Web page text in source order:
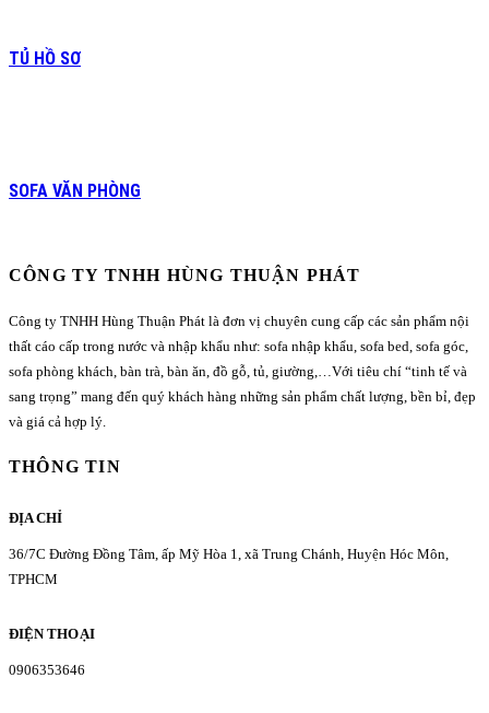
TỦ HỒ SƠ
SOFA VĂN PHÒNG
CÔNG TY TNHH HÙNG THUẬN PHÁT
Công ty TNHH Hùng Thuận Phát là đơn vị chuyên cung cấp các sản phẩm nội
thất cáo cấp trong nước và nhập khẩu như: sofa nhập khẩu, sofa bed, sofa góc,
sofa phòng khách, bàn trà, bàn ăn, đồ gỗ, tủ, giường,…Với tiêu chí “tinh tế và
sang trọng” mang đến quý khách hàng những sản phẩm chất lượng, bền bỉ, đẹp
và giá cả hợp lý.
THÔNG TIN
ĐỊA CHỈ
36/7C Đường Đồng Tâm, ấp Mỹ Hòa 1, xã Trung Chánh, Huyện Hóc Môn,
TPHCM
ĐIỆN THOẠI
0906353646